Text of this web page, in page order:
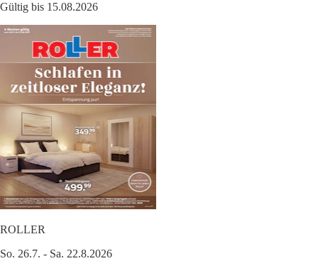
Gültig bis 15.08.2026
ROLLER
So. 26.7. - Sa. 22.8.2026